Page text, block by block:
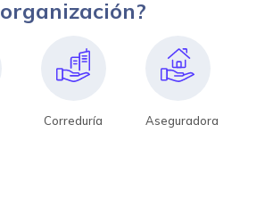
organización?
Correduría Aseguradora